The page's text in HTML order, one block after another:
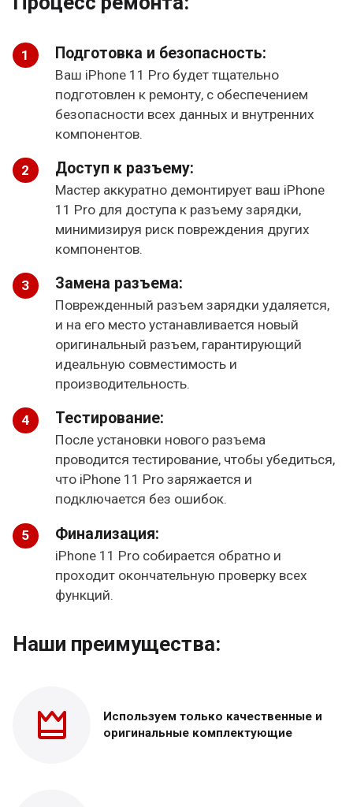
Подготовка и безопасность:
Ваш iPhone 11 Pro будет тщательно
подготовлен к ремонту, с обеспечением
безопасности всех данных и внутренних
компонентов.
Доступ к разъему:
Мастер аккуратно демонтирует ваш iPhone
11 Pro для доступа к разъему зарядки,
минимизируя риск повреждения других
компонентов.
Замена разъема:
Поврежденный разъем зарядки удаляется,
и на его место устанавливается новый
оригинальный разъем, гарантирующий
идеальную совместимость и
производительность.
Тестирование:
После установки нового разъема
проводится тестирование, чтобы убедиться,
что iPhone 11 Pro заряжается и
подключается без ошибок.
Финализация:
iPhone 11 Pro собирается обратно и
проходит окончательную проверку всех
функций.
Наши преимущества:
Используем только качественные и
оригинальные комплектующие